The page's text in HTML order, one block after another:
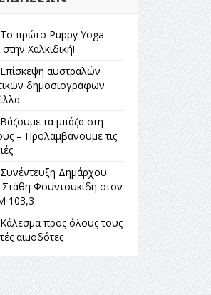
Το πρώτο Puppy Yoga
στην Χαλκιδική!
Επίσκεψη αυστραλών
δημοσιογράφων
Βάζουμε τα μπάζα στη
– Προλαμβάνουμε τις
Συνέντευξη Δημάρχου
Στάθη Φουντουκίδη στον
103,3
Κάλεσμα προς όλους τους
αιμοδότες
Όλη η Ελλάδα ένας
Μουσική
Πόλεμος και